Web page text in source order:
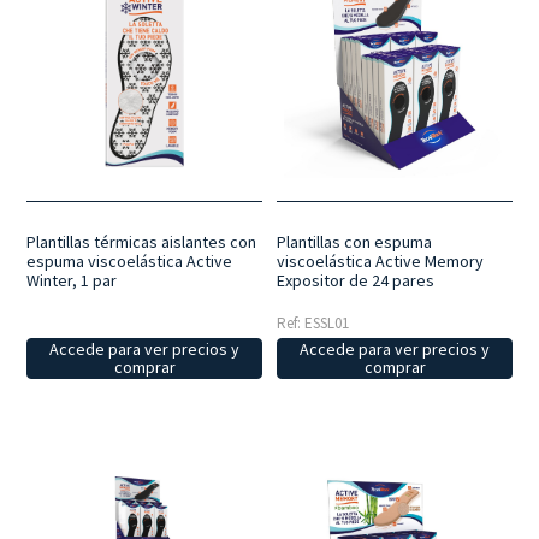
Plantillas térmicas aislantes con
espuma viscoelástica Active
Winter, 1 par
Accede para ver precios y
comprar
Plantillas con espuma
viscoelástica Active Memory
Expositor de 24 pares
Ref: ESSL01
Accede para ver precios y
comprar